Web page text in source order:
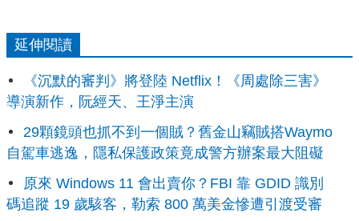
延伸閱讀
《沉默的審判》將登陸 Netflix！《周處除三害》
導演新作，阮經天、王淨主演
29顆鏡頭也抓不到一個賊？舊金山竊賊搭Waymo
自駕車逃逸，隱私保護政策竟成警方辦案最大阻礙
原來 Windows 11 會出賣你？FBI 靠 GDID 識別
碼追蹤 19 歲駭客，勒索 800 萬美金慘遭引渡受審